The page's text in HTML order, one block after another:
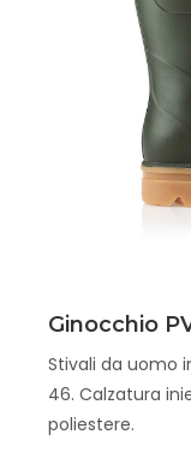
Ginocchio
Stivali da uomo
46. Calzatura
poliestere.